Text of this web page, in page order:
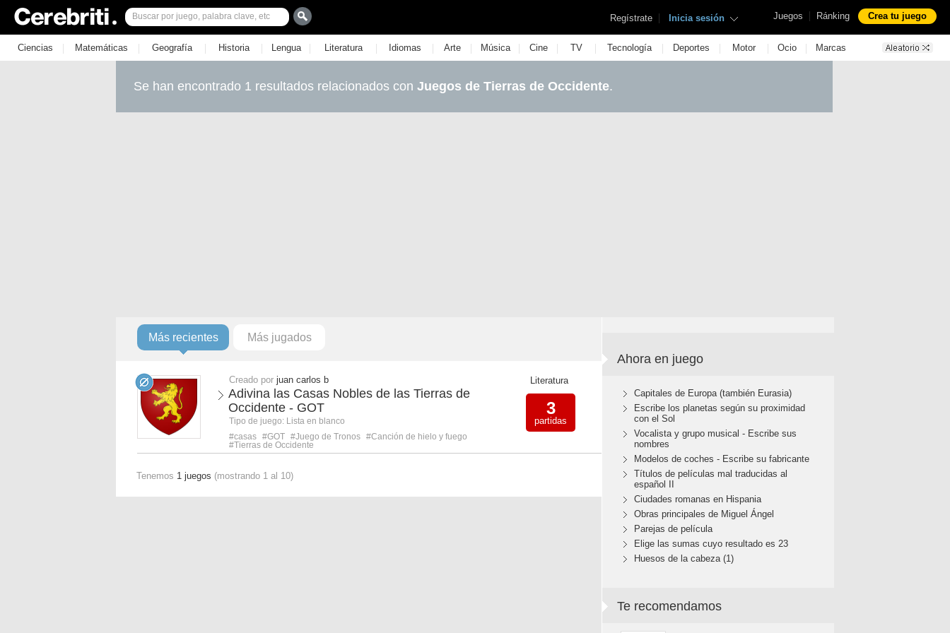
Juegos | Ránking Crea tu juego
Regístrate | Inicia sesión
Ciencias | Matemáticas | Geografía | Historia | Lengua | Literatura | Idiomas | Arte | Música | Cine | TV | Tecnología | Deportes | Motor | Ocio | Marcas
Se han encontrado 1 resultados relacionados con Juegos de Tierras de Occidente.
Más recientes Más jugados
Creado por juan carlos b
Adivina las Casas Nobles de las Tierras de
Occidente - GOT
Tipo de juego: Lista en blanco
#casas #GOT #Juego de Tronos #Canción de hielo y fuego
#Tierras de Occidente
Literatura
3
partidas
Tenemos 1 juegos (mostrando 1 al 10)
Ahora en juego
Capitales de Europa (también Eurasia)
Escribe los planetas según su proximidad
con el Sol
Vocalista y grupo musical - Escribe sus
nombres
Modelos de coches - Escribe su fabricante
Títulos de películas mal traducidas al
español II
Ciudades romanas en Hispania
Obras principales de Miguel Ángel
Parejas de película
Elige las sumas cuyo resultado es 23
Huesos de la cabeza (1)
Te recomendamos